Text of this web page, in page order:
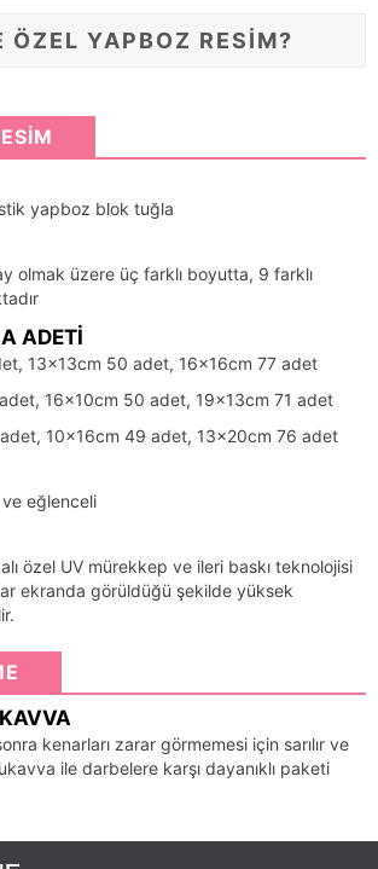
ÖZEL YAPBOZ RESİM?
yapboz blok tuğla
olmak üzere üç farklı boyutta, 9 farklı
ADETI
13x13cm 50 adet, 16x16cm 77 adet
16x10cm 50 adet, 19x13cm 71 adet
10x16cm 49 adet, 13x20cm 76 adet
eğlenceli
özel UV mürekkep ve ileri baskı teknolojisi
ekranda görüldüğü şekilde yüksek
kenarları zarar görmemesi için sarılır ve
ile darbelere karşı dayanıklı paketi